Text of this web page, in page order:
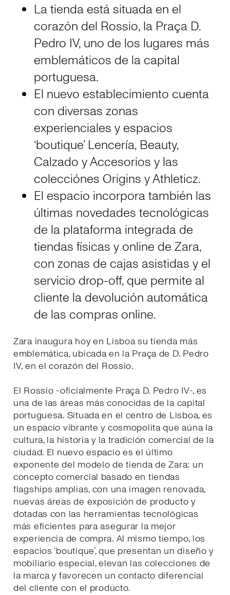
La tienda está situada en el
corazón del Rossio, la Praça D.
Pedro IV, uno de los lugares más
emblemáticos de la capital
portuguesa.
El nuevo establecimiento cuenta
con diversas zonas
experienciales y espacios
‘boutique’ Lencería, Beauty,
Calzado y Accesorios y las
colecciónes Origins y Athleticz.
El espacio incorpora también las
últimas novedades tecnológicas
de la plataforma integrada de
tiendas físicas y online de Zara,
con zonas de cajas asistidas y el
servicio drop-off, que permite al
cliente la devolución automática
de las compras online.
Zara inaugura hoy en Lisboa su tienda más
emblemática, ubicada en la Praça de D. Pedro
IV, en el corazón del Rossio.
El Rossio -oficialmente Praça D. Pedro IV-, es
una de las áreas más conocidas de la capital
portuguesa. Situada en el centro de Lisboa, es
un espacio vibrante y cosmopolita que aúna la
cultura, la historia y la tradición comercial de la
ciudad. El nuevo espacio es el último
exponente del modelo de tienda de Zara: un
concepto comercial basado en tiendas
flagships amplias, con una imagen renovada,
nuevas áreas de exposición de producto y
dotadas con las herramientas tecnológicas
más eficientes para asegurar la mejor
experiencia de compra. Al mismo tiempo, los
espacios ‘boutique’, que presentan un diseño y
mobiliario especial, elevan las colecciones de
la marca y favorecen un contacto diferencial
del cliente con el producto.